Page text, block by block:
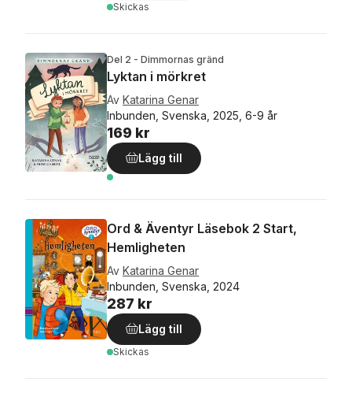
Skickas
Del 2 - Dimmornas gränd
Lyktan i mörkret
Av Katarina Genar
Inbunden, Svenska, 2025, 6-9 år
169 kr
Lägg till
Ord & Äventyr Läsebok 2 Start,
Hemligheten
Av Katarina Genar
Inbunden, Svenska, 2024
287 kr
Lägg till
Skickas